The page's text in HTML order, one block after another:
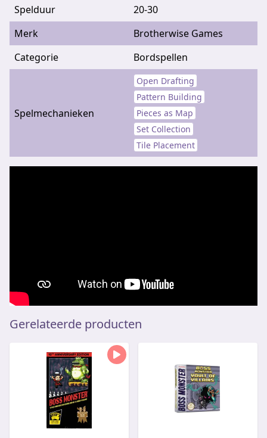
Spelduur
20-30
Merk
Brotherwise Games
Categorie
Bordspellen
Spelmechanieken
Open Drafting
Pattern Building
Pieces as Map
Set Collection
Tile Placement
Gerelateerde producten